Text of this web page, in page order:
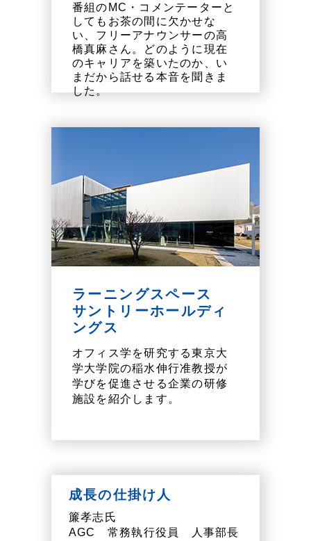
番組のMC・コメンテーターと
してもお茶の間に欠かせな
い、フリーアナウンサーの高
橋真麻さん。どのように現在
のキャリアを築いたのか、い
まだから話せる本音を聞きま
した。
ラーニングスペース
サントリーホールディ
ングス
オフィス学を研究する東京大
学大学院の稲水伸行准教授が
学びを促進させる企業の研修
施設を紹介します。
成長の仕掛け人
簾孝志氏
AGC 常務執行役員 人事部長